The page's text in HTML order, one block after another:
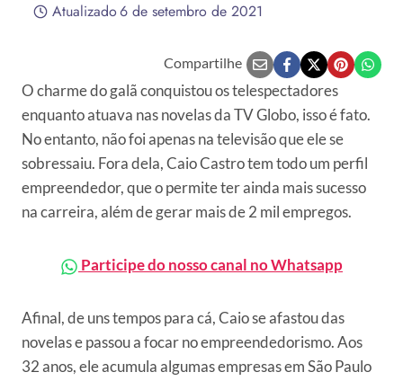
Atualizado6 de setembro de 2021
Compartilhe
O charme do galã conquistou os telespectadores
enquanto atuava nas novelas da TV Globo, isso é fato.
No entanto, não foi apenas na televisão que ele se
sobressaiu. Fora dela, Caio Castro tem todo um perfil
empreendedor, que o permite ter ainda mais sucesso
na carreira, além de gerar mais de 2 mil empregos.
Participe do nosso canal no Whatsapp
Afinal, de uns tempos para cá, Caio se afastou das
novelas e passou a focar no empreendedorismo. Aos
32 anos, ele acumula algumas empresas em São Paulo